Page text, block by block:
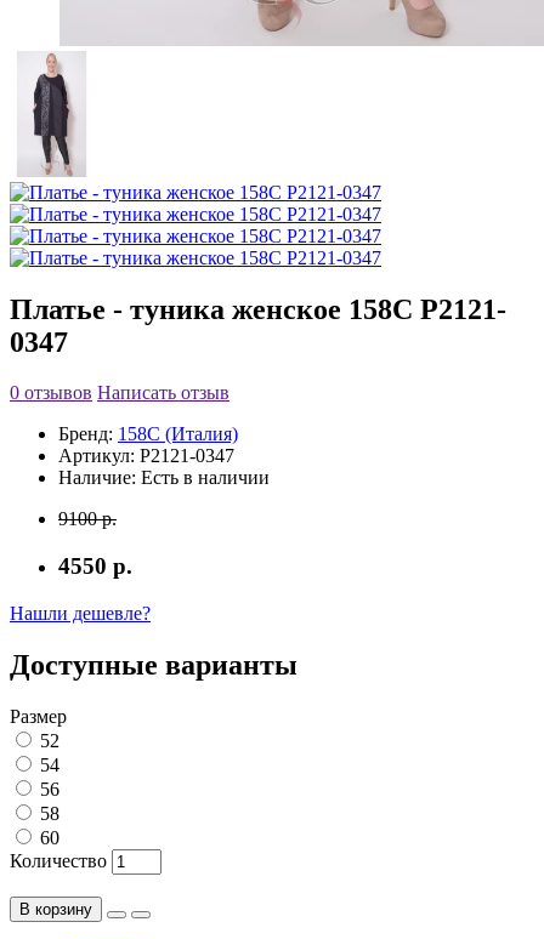
Платье - туника женское 158C P2121-
0347
0 отзывов Написать отзыв
Бренд: 158C (Италия)
Артикул: P2121-0347
Наличие: Есть в наличии
9100 р.
4550 р.
Нашли дешевле?
Доступные варианты
Размер
52
54
56
58
60
Количество
В корзину